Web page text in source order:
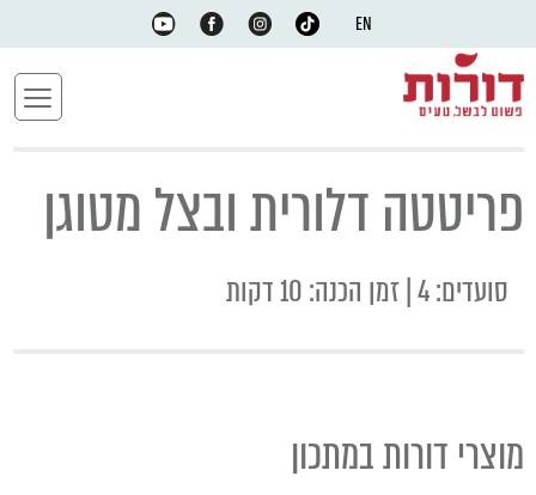
EN
פריטטה דלורית ובצל מטוגן
סועדים: 4 | זמן הכנה: 10 דקות
מוצרי דורות במתכון